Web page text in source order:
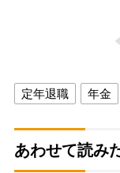
定年退職 年金
あわせて読み